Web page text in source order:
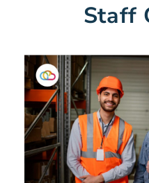
Staff